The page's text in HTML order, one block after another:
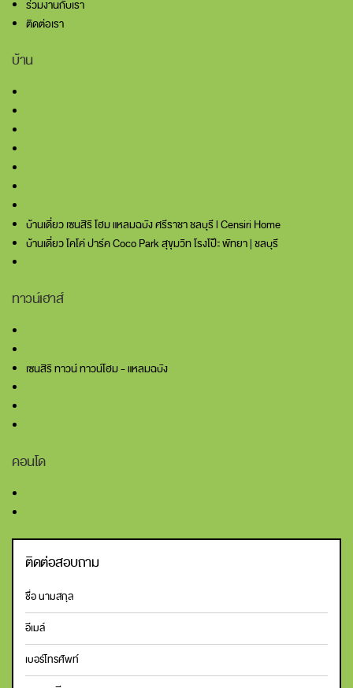
ร่วมงานกับเรา
ติดต่อเรา
บ้าน
บ้านเดี่ยว เซนสิริ โฮม แหลมฉบัง ศรีราชา ชลบุรี l Censiri Home
บ้านเดี่ยว โคโค่ ปาร์ค Coco Park สุขุมวิท โรงโป๊ะ พัทยา | ชลบุรี
ทาวน์เฮาส์
เซนสิริ ทาวน์ ทาวน์โฮม - แหลมฉบัง
คอนโด
ติดต่อสอบถาม